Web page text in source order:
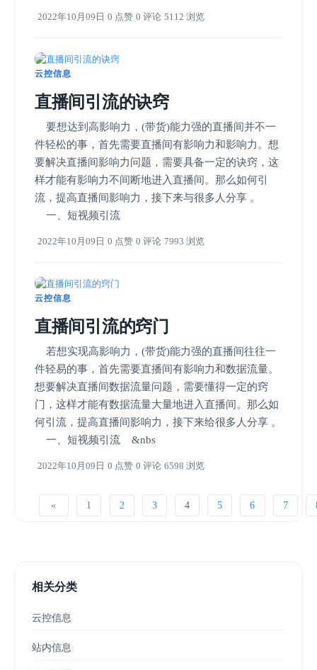
2022年10月09日 0 点赞 0 评论 5112 浏览
云控信息
直播间引流的诀窍
要想达到高影响力，(带货)能力强的直播间并不一
件轻松的事，首先需要直播间有影响力和影响力。想
要解决直播间影响力问题，需要具备一定的诀窍，这
样才能有影响力不间断地进入直播间。那么如何引
流，提高直播间影响力，接下来与很多人分享 。
一、短视频引流
2022年10月09日 0 点赞 0 评论 7993 浏览
云控信息
直播间引流的窍门
若想实现高影响力，(带货)能力强的直播间往往一
件轻易的事，首先需要直播间有影响力和数据流量。
想要解决直播间数据流量问题，需要懂得一定的窍
门，这样才能有数据流量大量地进入直播间。那么如
何引流，提高直播间影响力，接下来给很多人分享 。
一、短视频引流 &nbs
2022年10月09日 0 点赞 0 评论 6598 浏览
« 1 2 3 4 5 6 7
相关分类
云控信息
站内信息